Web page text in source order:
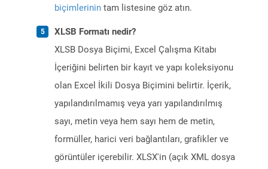
biçimlerinin tam listesine göz atın.
XLSB Formatı nedir?
XLSB Dosya Biçimi, Excel Çalışma Kitabı
İçeriğini belirten bir kayıt ve yapı koleksiyonu
olan Excel İkili Dosya Biçimini belirtir. İçerik,
yapılandırılmamış veya yarı yapılandırılmış
sayı, metin veya hem sayı hem de metin,
formüller, harici veri bağlantıları, grafikler ve
görüntüler içerebilir. XLSX'in (açık XML dosya